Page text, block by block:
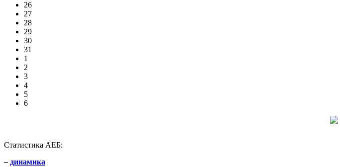
26
27
28
29
30
31
1
2
3
4
5
6
Статистика АЕБ:
– динамика